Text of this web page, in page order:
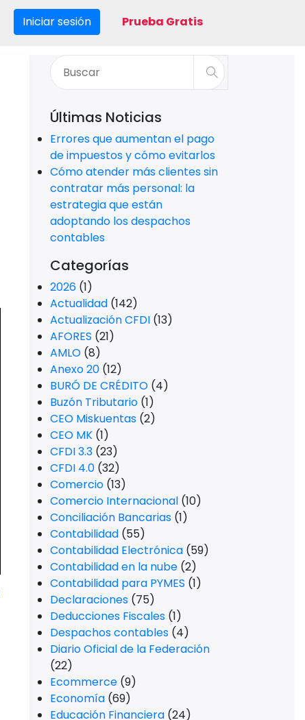
Iniciar sesión Prueba Gratis
Últimas Noticias
Errores que aumentan el pago
de impuestos y cómo evitarlos
Cómo atender más clientes sin
contratar más personal: la
estrategia que están
adoptando los despachos
contables
Categorías
2026 (1)
Actualidad (142)
Actualización CFDI (13)
AFORES (21)
AMLO (8)
Anexo 20 (12)
BURÓ DE CRÉDITO (4)
Buzón Tributario (1)
CEO Miskuentas (2)
CEO MK (1)
CFDI 3.3 (23)
CFDI 4.0 (32)
Comercio (13)
Comercio Internacional (10)
Conciliación Bancarias (1)
Contabilidad (55)
Contabilidad Electrónica (59)
Contabilidad en la nube (2)
Contabilidad para PYMES (1)
Declaraciones (75)
Deducciones Fiscales (1)
Despachos contables (4)
Diario Oficial de la Federación
(22)
Ecommerce (9)
Economía (69)
Educación Financiera (24)